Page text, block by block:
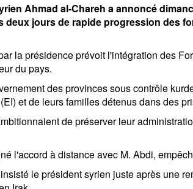
Ahmad al-Chareh a annoncé
deux jours de rapide progression des
la présidence prévoit l'intégration des
du pays.
des provinces sous contrôle
et de leurs familles détenus dans des
de préserver leur
l'accord à distance avec M. Abdi,
le président syrien juste après une